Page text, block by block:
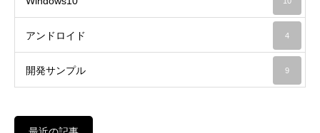
アンドロイド 4
開発サンプル 9